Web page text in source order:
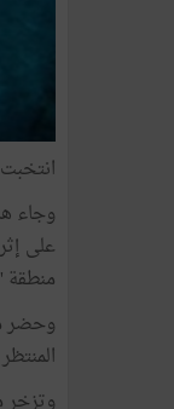
منطقة
وحضر
المنتظر أن